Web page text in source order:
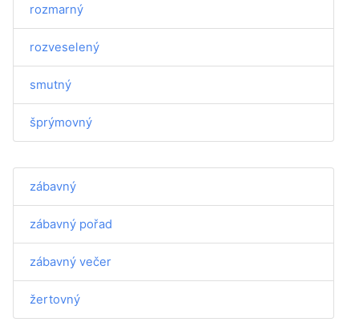
rozmarný
rozveselený
smutný
šprýmovný
zábavný
zábavný pořad
zábavný večer
žertovný